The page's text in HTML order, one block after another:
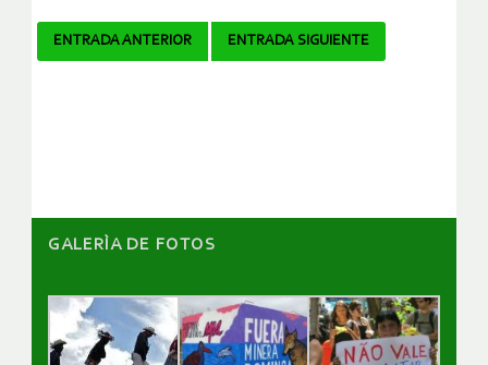
Navegador
ENTRADA ANTERIOR ENTRADA SIGUIENTE
GALERÌA DE FOTOS